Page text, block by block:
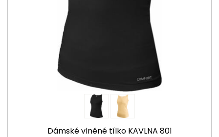
Dámské vlněné tílko KAVLNA 801